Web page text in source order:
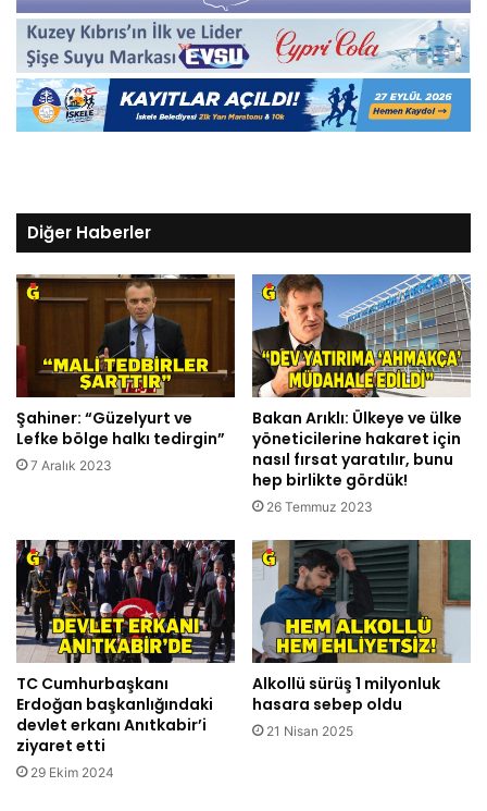
Diğer Haberler
Şahiner: “Güzelyurt ve
Lefke bölge halkı tedirgin”
7 Aralık 2023
Bakan Arıklı: Ülkeye ve ülke
yöneticilerine hakaret için
nasıl fırsat yaratılır, bunu
hep birlikte gördük!
26 Temmuz 2023
TC Cumhurbaşkanı
Erdoğan başkanlığındaki
devlet erkanı Anıtkabir’i
ziyaret etti
29 Ekim 2024
Alkollü sürüş 1 milyonluk
hasara sebep oldu
21 Nisan 2025